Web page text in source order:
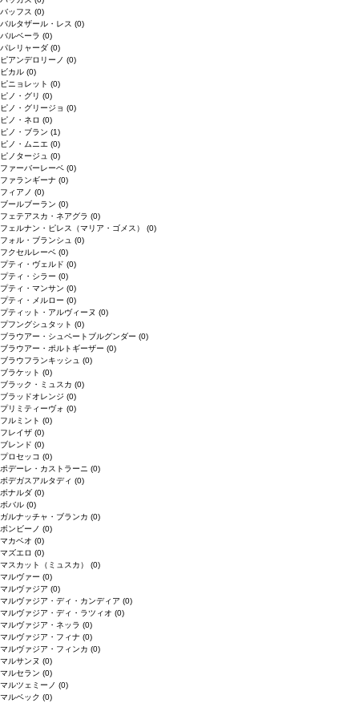
バッフス (0)
バルタザール・レス (0)
バルベーラ (0)
パレリャーダ (0)
ピアンデロリーノ (0)
ビカル (0)
ピニョレット (0)
ピノ・グリ (0)
ピノ・グリージョ (0)
ピノ・ネロ (0)
ピノ・ブラン (1)
ピノ・ムニエ (0)
ピノタージュ (0)
ファーバーレーベ (0)
ファランギーナ (0)
フィアノ (0)
ブールブーラン (0)
フェテアスカ・ネアグラ (0)
フェルナン・ピレス（マリア・ゴメス） (0)
フォル・ブランシュ (0)
フクセルレーベ (0)
プティ・ヴェルド (0)
プティ・シラー (0)
プティ・マンサン (0)
プティ・メルロー (0)
プティット・アルヴィーヌ (0)
プフングシュタット (0)
ブラウアー・シュペートブルグンダー (0)
ブラウアー・ポルトギーザー (0)
ブラウフランキッシュ (0)
ブラケット (0)
ブラック・ミュスカ (0)
ブラッドオレンジ (0)
プリミティーヴォ (0)
フルミント (0)
フレイザ (0)
ブレンド (0)
プロセッコ (0)
ポデーレ・カストラーニ (0)
ボデガスアルタディ (0)
ボナルダ (0)
ボバル (0)
ガルナッチャ・ブランカ (0)
ボンビーノ (0)
マカベオ (0)
マズエロ (0)
マスカット（ミュスカ） (0)
マルヴァー (0)
マルヴァジア (0)
マルヴァジア・ディ・カンディア (0)
マルヴァジア・ディ・ラツィオ (0)
マルヴァジア・ネッラ (0)
マルヴァジア・フィナ (0)
マルヴァジア・フィンカ (0)
マルサンヌ (0)
マルセラン (0)
マルツェミーノ (0)
マルベック (0)